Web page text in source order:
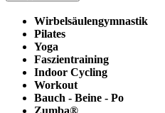
Wirbelsäulengymnastik
Pilates
Yoga
Faszientraining
Indoor Cycling
Workout
Bauch - Beine - Po
Zumba®